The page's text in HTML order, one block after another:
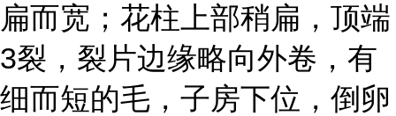
扁而宽；花柱上部稍扁，顶端
3裂，裂片边缘略向外卷，有
细而短的毛，子房下位，倒卵